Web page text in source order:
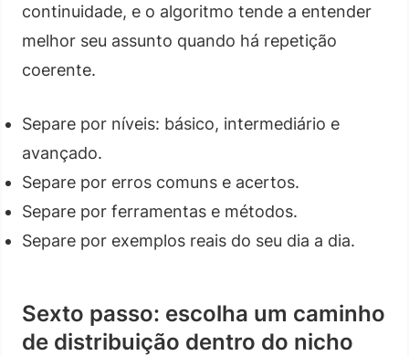
continuidade, e o algoritmo tende a entender
melhor seu assunto quando há repetição
coerente.
Separe por níveis: básico, intermediário e
avançado.
Separe por erros comuns e acertos.
Separe por ferramentas e métodos.
Separe por exemplos reais do seu dia a dia.
Sexto passo: escolha um caminho
de distribuição dentro do nicho